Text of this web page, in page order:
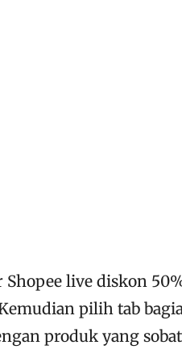
live diskon
pilih tab
produk yang sobat